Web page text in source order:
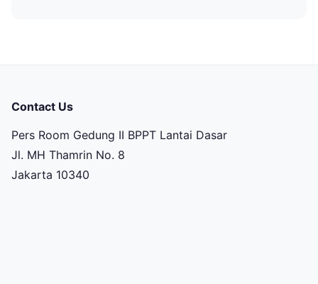
Contact Us
Pers Room Gedung II BPPT Lantai Dasar
Jl. MH Thamrin No. 8
Jakarta 10340